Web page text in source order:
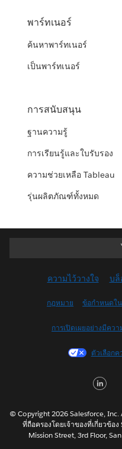
พาร์ทเนอร์
ค้นหาพาร์ทเนอร์
เป็นพาร์ทเนอร์
การสนับสนุน
ฐานความรู้
การเรียนรู้และใบรับรอง
ความช่วยเหลือ Tableau
รุ่นผลิตภัณฑ์ทั้งหมด
ความไว้วางใจ บล็
กฎหมาย ข้อกำหนดใ
การเปิดเผยอย่างมีคว
ตัวเลือก
© Copyright 2026 Salesforce,
ที่ถือครองโดยเจ้าของที่เกี่ยวข้อง
Mission Street, 3rd Floor,